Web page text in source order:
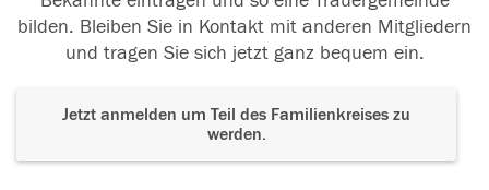
bilden. Bleiben Sie in Kontakt mit anderen Mitgliedern
und tragen Sie sich jetzt ganz bequem ein.
Jetzt anmelden um Teil des Familienkreises zu
werden.